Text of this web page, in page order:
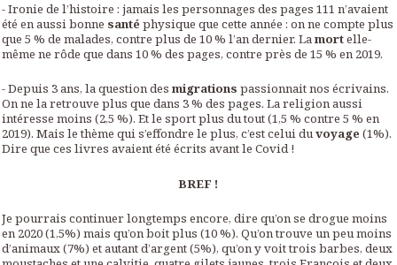
- Ironie de l’histoire : jamais les personnages des pages 111 n’avaient
été en aussi bonne santé physique que cette année : on ne compte plus
que 5 % de malades, contre plus de 10 % l’an dernier. Lamortelle-
même ne rôde que dans 10 % des pages, contre près de 15 % en 2019.
- Depuis 3 ans, la question des migrations passionnait nos écrivains.
On ne la retrouve plus que dans 3 % des pages. La religion aussi
intéresse moins (2,5 %). Et le sport plus du tout (1,5 % contre 5 % en
2019). Mais le thème qui s’effondre le plus, c’est celui duvoyage (1%).
Dire que ces livres avaient été écrits avant le Covid !
BREF !
Je pourrais continuer longtemps encore, dire qu’on se drogue moins
en 2020 (1,5%) mais qu’on boit plus (10 %). Qu’on trouve un peu moins
d’animaux (7%) et autant d’argent (5%), qu’on y voit trois barbes, deux